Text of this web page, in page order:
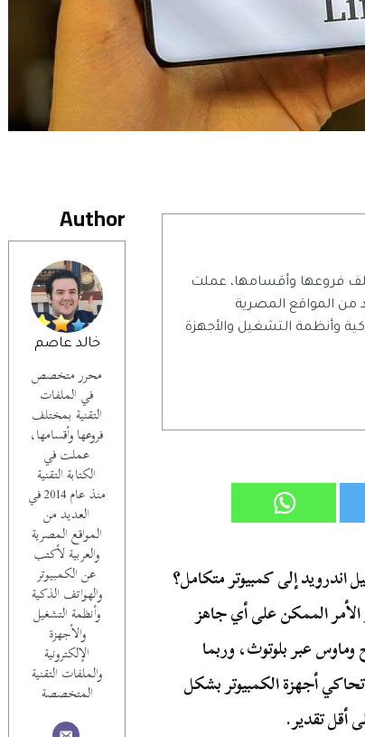
Author
خالد عاصم
محرر متخصص
في الملفات
التقنية بمختلف
فروعها وأقسامها،
عملت في
الكتابة التقنية
منذ عام 2014 في
العديد من
المواقع المصرية
والعربية لأكتب
عن الكمبيوتر
والهواتف الذكية
وأنظمة التشغيل
والأجهزة
الإلكترونية
والملفات التقنية
المتخصصة
فروعها وأقسامها، عملت
منذ عام 2014 في العديد من المواقع المصرية
وأنظمة التشغيل والأجهزة
اندرويد إلى كمبيوتر متكامل؟
الممكن على أي جاهز
عبر بلوتوث، وربما
أجهزة الكمبيوتر بشكل
أقل تقدير.